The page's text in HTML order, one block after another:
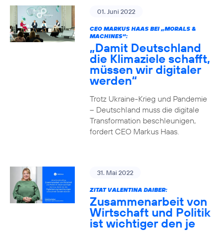
01. Juni 2022
CEO MARKUS HAAS BEI „MORALS &
MACHINES“:
„Damit Deutschland
die Klimaziele schafft,
müssen wir digitaler
werden“
Trotz Ukraine-Krieg und Pandemie
– Deutschland muss die digitale
Transformation beschleunigen,
fordert CEO Markus Haas.
31. Mai 2022
ZITAT VALENTINA DAIBER:
Zusammenarbeit von
Wirtschaft und Politik
ist wichtiger den je